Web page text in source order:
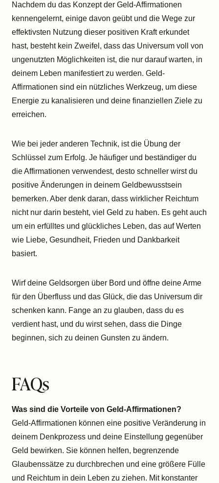
Nachdem du das Konzept der Geld-Affirmationen
kennengelernt, einige davon geübt und die Wege zur
effektivsten Nutzung dieser positiven Kraft erkundet
hast, besteht kein Zweifel, dass das Universum voll von
ungenutzten Möglichkeiten ist, die nur darauf warten, in
deinem Leben manifestiert zu werden. Geld-
Affirmationen sind ein nützliches Werkzeug, um diese
Energie zu kanalisieren und deine finanziellen Ziele zu
erreichen.
Wie bei jeder anderen Technik, ist die Übung der
Schlüssel zum Erfolg. Je häufiger und beständiger du
die Affirmationen verwendest, desto schneller wirst du
positive Änderungen in deinem Geldbewusstsein
bemerken. Aber denk daran, dass wirklicher Reichtum
nicht nur darin besteht, viel Geld zu haben. Es geht auch
um ein erfülltes und glückliches Leben, das auf Werten
wie Liebe, Gesundheit, Frieden und Dankbarkeit
basiert.
Wirf deine Geldsorgen über Bord und öffne deine Arme
für den Überfluss und das Glück, die das Universum dir
schenken kann. Fange an zu glauben, dass du es
verdient hast, und du wirst sehen, dass die Dinge
beginnen, sich zu deinen Gunsten zu ändern.
FAQs
Was sind die Vorteile von Geld-Affirmationen?
Geld-Affirmationen können eine positive Veränderung in
deinem Denkprozess und deine Einstellung gegenüber
Geld bewirken. Sie können helfen, begrenzende
Glaubenssätze zu durchbrechen und eine größere Fülle
und Reichtum in dein Leben zu ziehen. Mit konstanter